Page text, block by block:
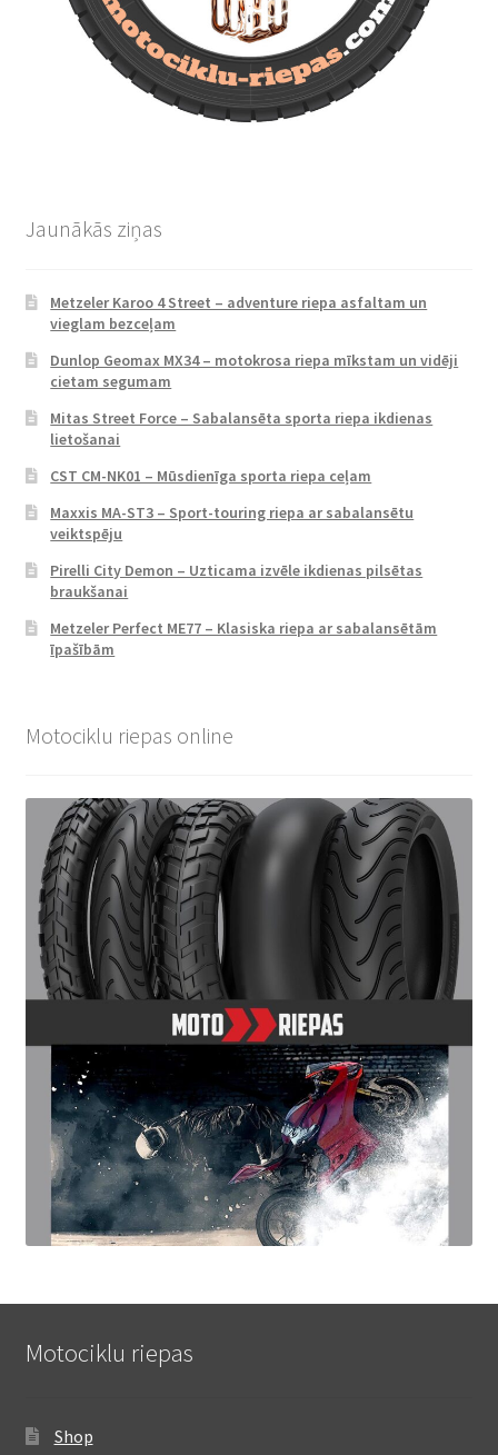
Jaunākās ziņas
Metzeler Karoo 4 Street – adventure riepa asfaltam un
vieglam bezceļam
Dunlop Geomax MX34 – motokrosa riepa mīkstam un vidēji
cietam segumam
Mitas Street Force – Sabalansēta sporta riepa ikdienas
lietošanai
CST CM-NK01 – Mūsdienīga sporta riepa ceļam
Maxxis MA-ST3 – Sport-touring riepa ar sabalansētu
veiktspēju
Pirelli City Demon – Uzticama izvēle ikdienas pilsētas
braukšanai
Metzeler Perfect ME77 – Klasiska riepa ar sabalansētām
īpašībām
Motociklu riepas online
Motociklu riepas
Shop